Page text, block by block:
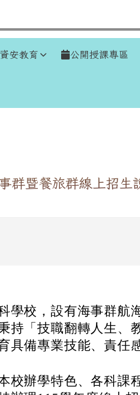
安教育 公開授課專區
群暨餐旅群線上招生
學校，設有海事群航
持「技職翻轉人生、
具備專業技能、責任
校辦學特色、各科課